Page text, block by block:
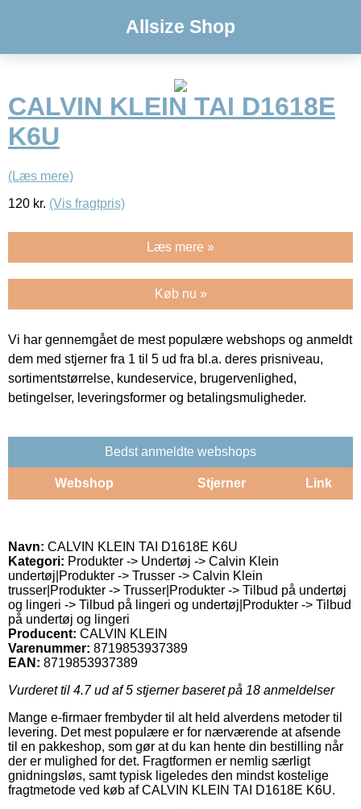
Allsize Shop
CALVIN KLEIN TAI D1618E
K6U
(Læs mere)
120 kr. (Vis fragtpris)
Læs mere »
Køb nu »
Vi har gennemgået de mest populære webshops og anmeldt
dem med stjerner fra 1 til 5 ud fra bl.a. deres prisniveau,
sortimentstørrelse, kundeservice, brugervenlighed,
betingelser, leveringsformer og betalingsmuligheder.
Bedst anmeldte webshops
Webshop Stjerner Link
Navn: CALVIN KLEIN TAI D1618E K6U
Kategori: Produkter -> Undertøj -> Calvin Klein
undertøj|Produkter -> Trusser -> Calvin Klein
trusser|Produkter -> Trusser|Produkter -> Tilbud på undertøj
og lingeri -> Tilbud på lingeri og undertøj|Produkter -> Tilbud
på undertøj og lingeri
Producent: CALVIN KLEIN
Varenummer: 8719853937389
EAN: 8719853937389
Vurderet til 4.7ud af 5 stjerner baseret på 18 anmeldelser
Mange e-firmaer frembyder til alt held alverdens metoder til
levering. Det mest populære er for nærværende at afsende
til en pakkeshop, som gør at du kan hente din bestilling når
der er mulighed for det. Fragtformen er nemlig særligt
gnidningsløs, samt typisk ligeledes den mindst kostelige
fragtmetode ved køb af CALVIN KLEIN TAI D1618E K6U.